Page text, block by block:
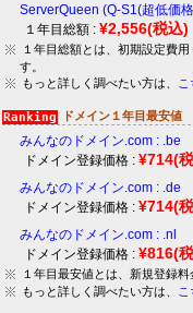
ServerQueen (Q-S1(超低価
１年目総額 : ¥2,556(税込)
１年目総額とは、初期設定費
す。
もっと詳しく調べたい方は、
こ
ドメイン１年目最安値
みんなのドメイン.com : .be
ドメイン登録価格 : ¥714(
みんなのドメイン.com : .de
ドメイン登録価格 : ¥714(
みんなのドメイン.com : .nl
ドメイン登録価格 : ¥816(
１年目最安値とは、新規登録
もっと詳しく調べたい方は、
こ